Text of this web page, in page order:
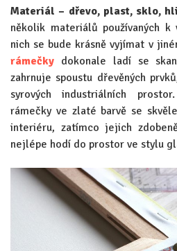
Materiál – dřevo, plast, sklo,
několik materiálů používaných k
nich se bude krásně vyjímat v
rámečky dokonale ladí se
zahrnuje spoustu dřevěných
syrových industriálních
rámečky ve zlaté barvě se
interiéru, zatímco jejich
nejlépe hodí do prostor ve stylu